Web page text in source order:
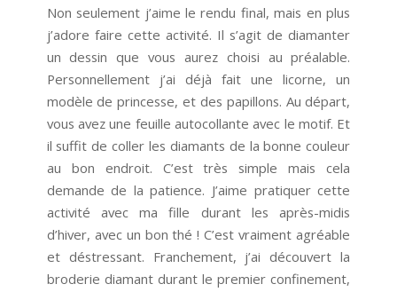
Non seulement j’aime le rendu final, mais en plus
j’adore faire cette activité. Il s’agit de diamanter
un dessin que vous aurez choisi au préalable.
Personnellement j’ai déjà fait une licorne, un
modèle de princesse, et des papillons. Au départ,
vous avez une feuille autocollante avec le motif. Et
il suffit de coller les diamants de la bonne couleur
au bon endroit. C’est très simple mais cela
demande de la patience. J’aime pratiquer cette
activité avec ma fille durant les après-midis
d’hiver, avec un bon thé ! C’est vraiment agréable
et déstressant. Franchement, j’ai découvert la
broderie diamant durant le premier confinement,